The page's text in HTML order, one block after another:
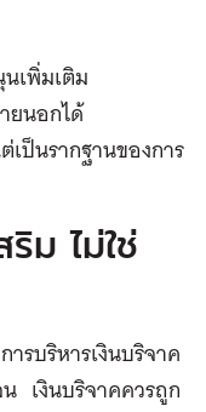
เพิ่มเติม
ยนอกได้
เป็นรากฐานของการ
ม ไม่ใช่
รบริหารเงินบริจาค
เงินบริจาคควรถูก